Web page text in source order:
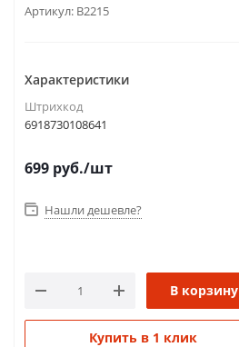
Артикул: B2215
Характеристики
Штрихкод
6918730108641
699 руб./шт
Нашли дешевле?
В корзину
Купить в 1 клик